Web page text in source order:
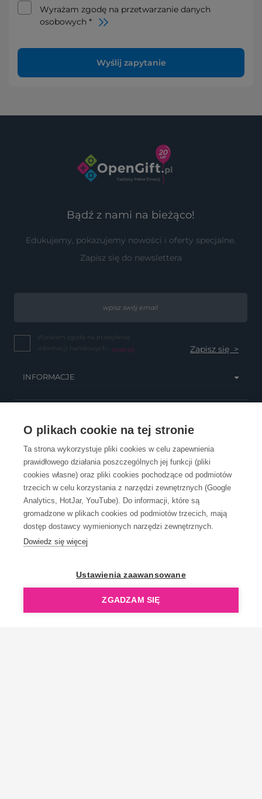
O plikach cookie na tej stronie
Ta strona wykorzystuje pliki cookies w celu zapewnienia
prawidłowego działania poszczególnych jej funkcji (pliki
cookies własne) oraz pliki cookies pochodzące od podmiotów
trzecich w celu korzystania z narzędzi zewnętrznych (Google
Analytics, HotJar, YouTube). Do informacji, które są
gromadzone w plikach cookies od podmiotów trzecich, mają
dostęp dostawcy wymienionych narzędzi zewnętrznych.
Dowiedz się więcej
Ustawienia zaawansowane
ZGADZAM SIĘ
Wyrażam zgodę na przetwarzanie danych
osobowych *
Wyślij zapytanie
Bądź z nami na bieżąco!
Edukujemy, pokazujemy nowości i oferty specjalne.
Zapisz się do newslettera
Wyrażam zgodę na przesyłanie
informacji handlowych... (więcej)
INFORMACJE
OBSŁUGA KLIENTA
KONTAKT
OpenGift jest częścią ReflectGroup.